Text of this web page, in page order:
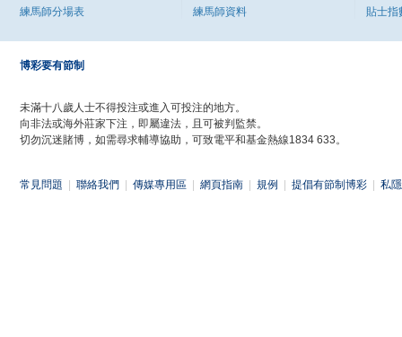
練馬師分場表
練馬師資料
貼士指
博彩要有節制
未滿十八歲人士不得投注或進入可投注的地方。
向非法或海外莊家下注，即屬違法，且可被判監禁。
切勿沉迷賭博，如需尋求輔導協助，可致電平和基金熱線1834 633。
常見問題 聯絡我們 傳媒專用區 網頁指南 規例 提倡有節制博彩 私